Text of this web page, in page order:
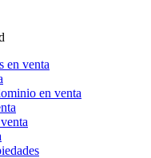
en venta
en venta